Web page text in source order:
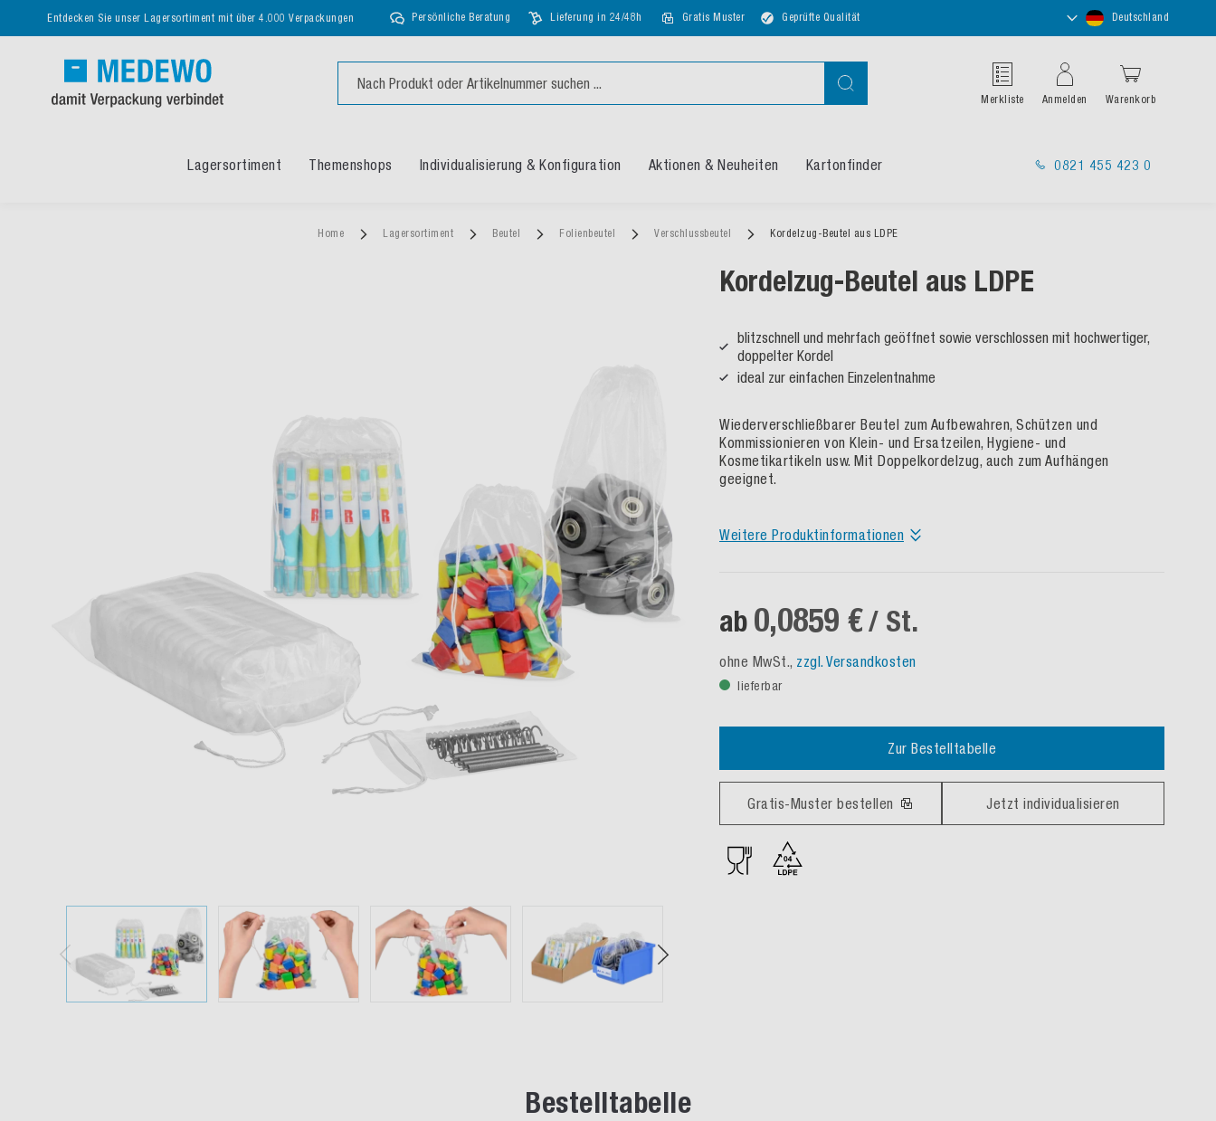
Entdecken Sie unser Lagersortiment mit über 4.000 Verpackungen Persönliche Beratung Lieferung in 24/48h Gratis Muster Geprüfte Qualität
Store
auswählen
Deutschland
Suche
Merkliste Anmelden Warenkorb
Lagersortiment Themenshops Individualisierung & Konfiguration Aktionen & Neuheiten Kartonfinder 0821 455 423 0
Home Lagersortiment Beutel Folienbeutel Verschlussbeutel Kordelzug-Beutel aus LDPE
Kordelzug-Beutel aus LDPE
blitzschnell und mehrfach geöffnet sowie verschlossen mit hochwertiger,
doppelter Kordel
ideal zur einfachen Einzelentnahme
Wiederverschließbarer Beutel zum Aufbewahren, Schützen und
Kommissionieren von Klein- und Ersatzeilen, Hygiene- und
Kosmetikartikeln usw. Mit Doppelkordelzug, auch zum Aufhängen
geeignet.
Weitere Produktinformationen
ab 0,0859 €/ St.
ohne MwSt., zzgl. Versandkosten
lieferbar
Zur Bestelltabelle
Gratis-Muster bestellen Jetzt individualisieren
Bestelltabelle